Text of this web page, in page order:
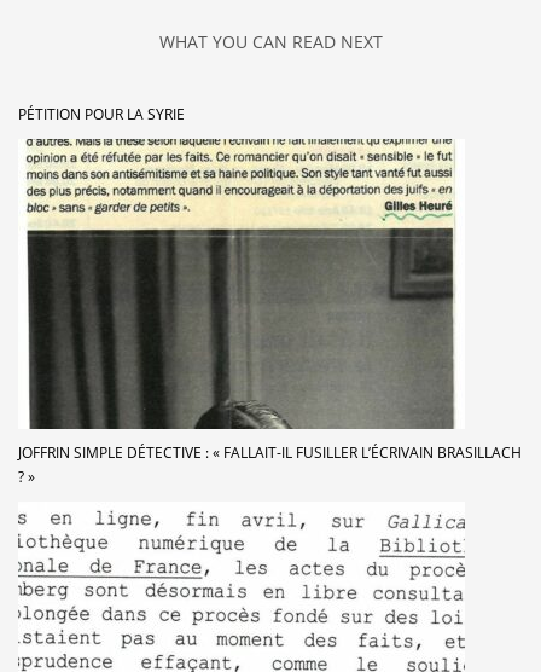
WHAT YOU CAN READ NEXT
PÉTITION POUR LA SYRIE
JOFFRIN SIMPLE DÉTECTIVE : « FALLAIT-IL FUSILLER L’ÉCRIVAIN BRASILLACH
? »